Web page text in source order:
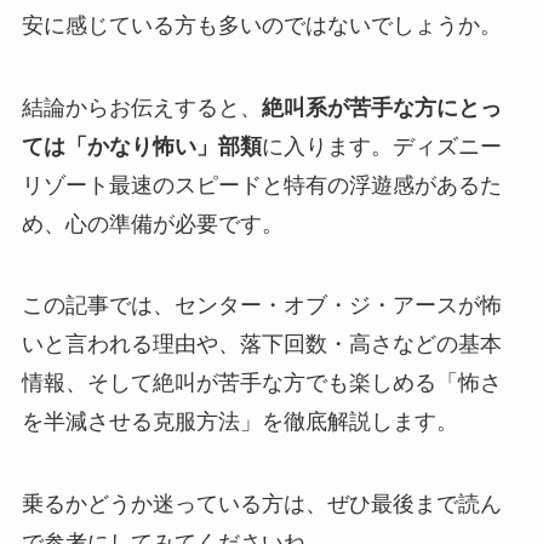
安に感じている方も多いのではないでしょうか。
結論からお伝えすると、 絶叫系が苦手な方にとっ
ては「かなり怖い」部類に入ります。ディズニー
リゾート最速のスピードと特有の浮遊感があるた
め、心の準備が必要です。
この記事では、センター・オブ・ジ・アースが怖
いと言われる理由や、落下回数・高さなどの基本
情報、そして絶叫が苦手な方でも楽しめる「怖さ
を半減させる克服方法」を徹底解説します。
乗るかどうか迷っている方は、ぜひ最後まで読ん